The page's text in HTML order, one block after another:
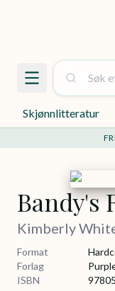
Skjønnlitteratur
Bandy's
Kimberly
Format
Forlag
ISBN